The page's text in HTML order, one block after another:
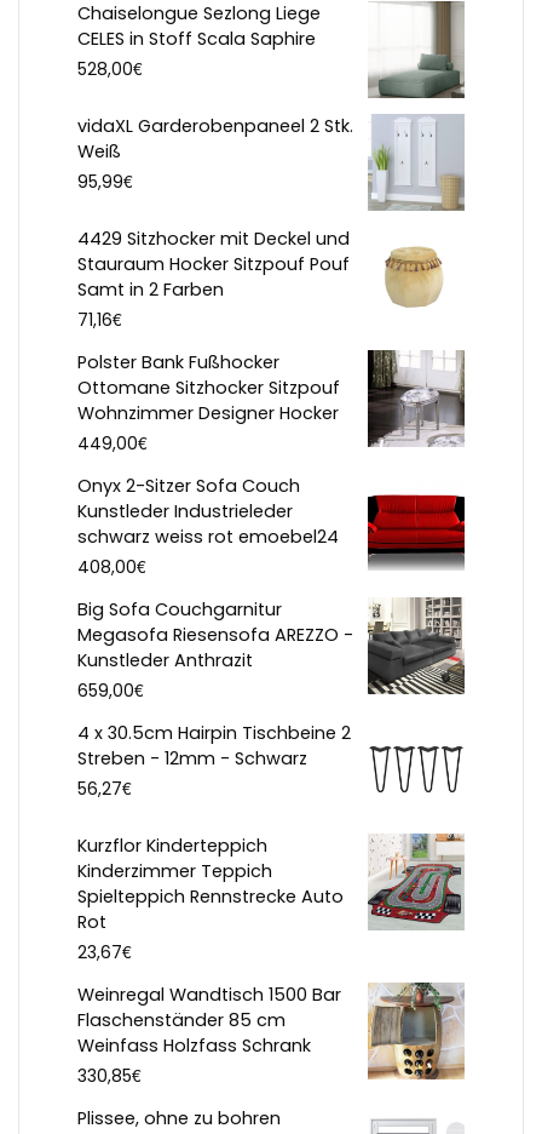
Chaiselongue Sezlong Liege
CELES in Stoff Scala Saphire
528,00€
vidaXL Garderobenpaneel 2 Stk.
Weiß
95,99€
4429 Sitzhocker mit Deckel und
Stauraum Hocker Sitzpouf Pouf
Samt in 2 Farben
71,16€
Polster Bank Fußhocker
Ottomane Sitzhocker Sitzpouf
Wohnzimmer Designer Hocker
449,00€
Onyx 2-Sitzer Sofa Couch
Kunstleder Industrieleder
schwarz weiss rot emoebel24
408,00€
Big Sofa Couchgarnitur
Megasofa Riesensofa AREZZO -
Kunstleder Anthrazit
659,00€
4 x 30.5cm Hairpin Tischbeine 2
Streben - 12mm - Schwarz
56,27€
Kurzflor Kinderteppich
Kinderzimmer Teppich
Spielteppich Rennstrecke Auto
Rot
23,67€
Weinregal Wandtisch 1500 Bar
Flaschenständer 85 cm
Weinfass Holzfass Schrank
330,85€
Plissee, ohne zu bohren